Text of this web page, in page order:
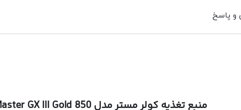
پاسخ
منبع تغذیه کولر مستر مدل Cooler Master GX III Gold 850